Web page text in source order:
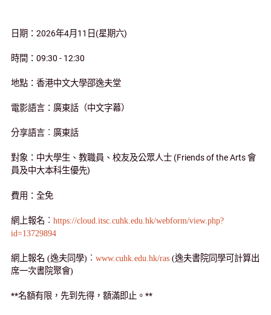
日期： 2026年4月 11 日 (星期六)
時間： 09:30 - 12:30
地點：香港中文大學邵逸夫堂
電影語言：廣東話（中文字幕）
分享語言︰廣東話
對象：中大學生、教職員、校友及公眾人士 (Friends of the Arts會
員及中大本科生優先)
費用：全免
網上報名︰ https://cloud.itsc.cuhk.edu.hk/webform/view.php?
id=13729894
網上報名 (逸夫同學)︰ www.cuhk.edu.hk/ras (逸夫書院同學可計算出
席一次書院聚會)
**名額有限，先到先得，額滿即止。 **